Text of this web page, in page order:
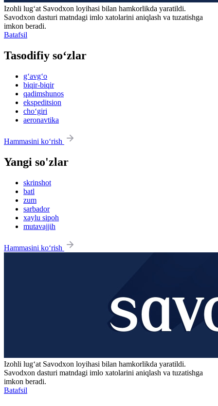
Izohli lugʻat Savodxon loyihasi bilan hamkorlikda yaratildi.
Savodxon dasturi matndagi imlo xatolarini aniqlash va tuzatishga
imkon beradi.
Batafsil
Tasodifiy so‘zlar
g‘avg‘o
biqir-biqir
qadimshunos
ekspeditsion
cho‘giri
aeronavtika
Hammasini ko‘rish
Yangi so'zlar
skrinshot
batl
zum
sarbador
xaylu sipoh
mutavajjih
Hammasini ko‘rish
Izohli lugʻat Savodxon loyihasi bilan hamkorlikda yaratildi.
Savodxon dasturi matndagi imlo xatolarini aniqlash va tuzatishga
imkon beradi.
Batafsil